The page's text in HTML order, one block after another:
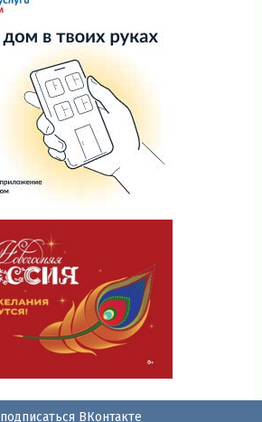
подписаться ВКонтакте